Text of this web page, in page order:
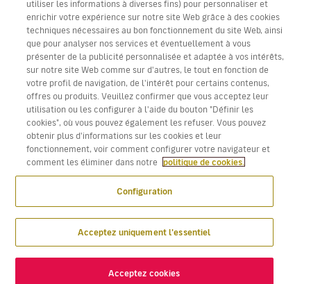
Télécharger l’application Volotea pour iOS et Android
utiliser les informations à diverses fins) pour personnaliser et
enrichir votre expérience sur notre site Web grâce à des cookies
techniques nécessaires au bon fonctionnement du site Web, ainsi
que pour analyser nos services et éventuellement à vous
présenter de la publicité personnalisée et adaptée à vos intérêts,
sur notre site Web comme sur d'autres, le tout en fonction de
votre profil de navigation, de l'intérêt pour certains contenus,
offres ou produits. Veuillez confirmer que vous acceptez leur
utilisation ou les configurer à l'aide du bouton "Définir les
cookies", où vous pouvez également les refuser. Vous pouvez
obtenir plus d'informations sur les cookies et leur
fonctionnement, voir comment configurer votre navigateur et
comment les éliminer dans notre
politique de cookies.
Configuration
Acceptez uniquement l'essentiel
Acceptez cookies